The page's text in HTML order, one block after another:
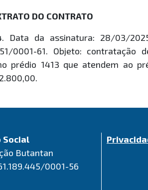
DO CONTRATO
da assinatura: 28/03/2025.
0001-61. Objeto:
1413 que atendem ao
Social
Butantan
0001-56